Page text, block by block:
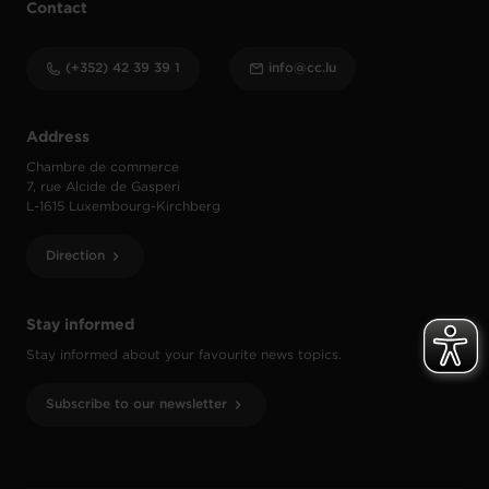
Stay informed
Stay informed about your favourite news topics.
Subscribe to our newsletter
Address
Chambre de commerce
7, rue Alcide de Gasperi
L-1615 Luxembourg-Kirchberg
Direction
Contact
(+352) 42 39 39 1 info@cc.lu